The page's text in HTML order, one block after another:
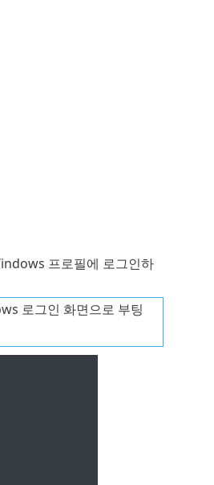
프로필에 로그인하
로그인 화면으로 부팅